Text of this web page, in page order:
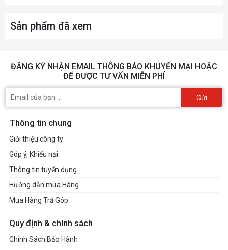
Sản phẩm đã xem
ĐĂNG KÝ NHẬN EMAIL THÔNG BÁO KHUYẾN MẠI HOẶC
ĐỂ ĐƯỢC TƯ VẤN MIỄN PHÍ
Gửi
Thông tin chung
Giới thiệu công ty
Góp ý, Khiếu nại
Thông tin tuyển dụng
Hướng dẫn mua Hàng
Mua Hàng Trả Góp
Quy định & chính sách
Chính Sách Bảo Hành